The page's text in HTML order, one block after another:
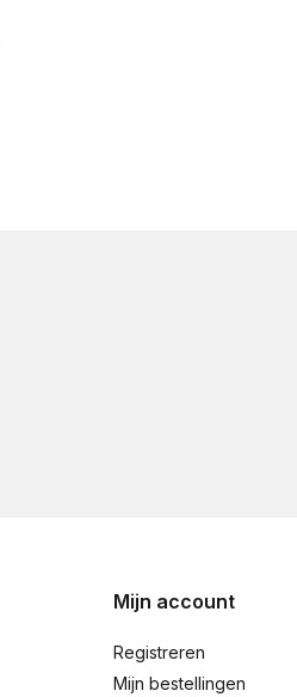
Mijn account
Registreren
Mijn bestellingen